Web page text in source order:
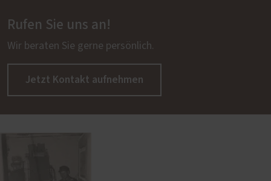
Rufen Sie uns an!
Wir beraten Sie gerne persönlich.
Jetzt Kontakt aufnehmen